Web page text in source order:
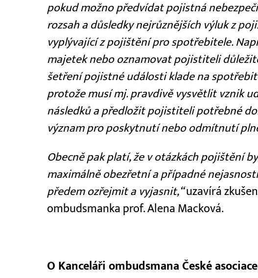
pokud možno předvídat pojistná
rozsah a důsledky nejrůznějších výluk z
vyplývající z pojištění pro spotřebitele.
majetek nebo oznamovat pojistiteli
šetření pojistné události klade na
protože musí mj. pravdivě vysvětlit vznik
následků a předložit pojistiteli potřebné
význam pro poskytnutí nebo odmítnutí
Obecně pak platí, že v otázkách pojištění
maximálně obezřetní a případné
předem ozřejmit a vyjasnit,“uzavírá
ombudsmanka prof. Alena Macková.
O Kanceláři ombudsmana České